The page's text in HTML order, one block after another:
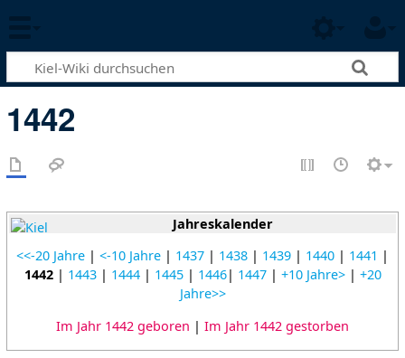
1442
Jahreskalender
<<-20 Jahre | <-10 Jahre | 1437 | 1438 | 1439 | 1440 | 1441 |
1442| 1443| 1444| 1445| 1446| 1447| +10 Jahre>| +20
Jahre>>
Im Jahr 1442 geboren | Im Jahr 1442 gestorben